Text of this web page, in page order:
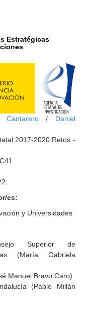
Estratégicas
Cantarero/ Daniel
2017-2020 Retos -
es:
y Universidades
Superior de
(María Gabriela
Manuel Bravo Caro)
(Pablo Millán